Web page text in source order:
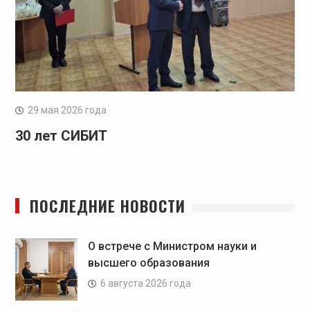
29 мая 2026 года
30 лет СИБИТ
ПОСЛЕДНИЕ НОВОСТИ
О встрече с Министром науки и
высшего образования
6 августа 2026 года